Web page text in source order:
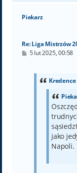
Piekarz
Re: Liga Mistrzów
P5 lut 2025, 00:58
Kredence
jako
Napoli.